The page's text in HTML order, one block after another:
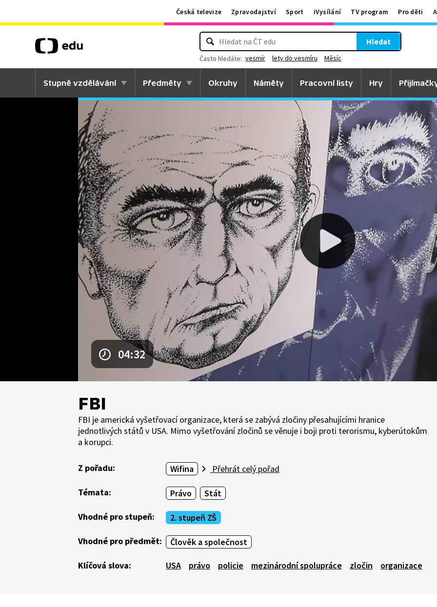
Česká televize Zpravodajství Sport iVysílání TV program Pro děti
Hledat
Často hledáte: vesmír lety do vesmíru Měsíc
Stupně vzdělávání Předměty Okruhy Náměty Pracovní listy Hry
04:32
FBI
FBI je americká vyšetřovací organizace, která se zabývá zločiny přesahujícími hranice
jednotlivých států v USA. Mimo vyšetřování zločinů se věnuje i boji proti terorismu, kyberútokům
a korupci.
Z pořadu: Wifina Přehrát celý pořad
Témata: Právo Stát
Vhodné pro stupeň: 2. stupeň ZŠ
Vhodné pro předmět: Člověk a společnost
Klíčová slova: USA právo policie mezinárodní spolupráce zločin organizace